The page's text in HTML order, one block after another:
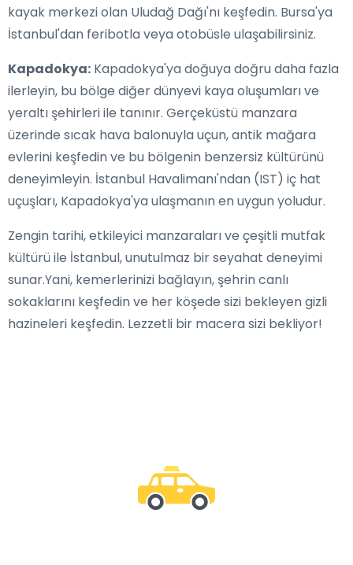
kayak merkezi olan Uludağ Dağı'nı keşfedin. Bursa'ya
İstanbul'dan feribotla veya otobüsle ulaşabilirsiniz.
Kapadokya: Kapadokya'ya doğuya doğru daha fazla
ilerleyin, bu bölge diğer dünyevi kaya oluşumları ve
yeraltı şehirleri ile tanınır. Gerçeküstü manzara
üzerinde sıcak hava balonuyla uçun, antik mağara
evlerini keşfedin ve bu bölgenin benzersiz kültürünü
deneyimleyin. İstanbul Havalimanı'ndan (IST) iç hat
uçuşları, Kapadokya'ya ulaşmanın en uygun yoludur.
Zengin tarihi, etkileyici manzaraları ve çeşitli mutfak
kültürü ile İstanbul, unutulmaz bir seyahat deneyimi
sunar.Yani, kemerlerinizi bağlayın, şehrin canlı
sokaklarını keşfedin ve her köşede sizi bekleyen gizli
hazineleri keşfedin. Lezzetli bir macera sizi bekliyor!